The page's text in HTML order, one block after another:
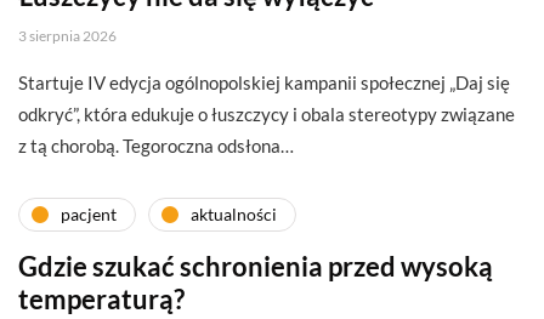
3 sierpnia 2026
Startuje IV edycja ogólnopolskiej kampanii społecznej „Daj się
odkryć”, która edukuje o łuszczycy i obala stereotypy związane
z tą chorobą. Tegoroczna odsłona…
pacjent aktualności
Gdzie szukać schronienia przed wysoką
temperaturą?